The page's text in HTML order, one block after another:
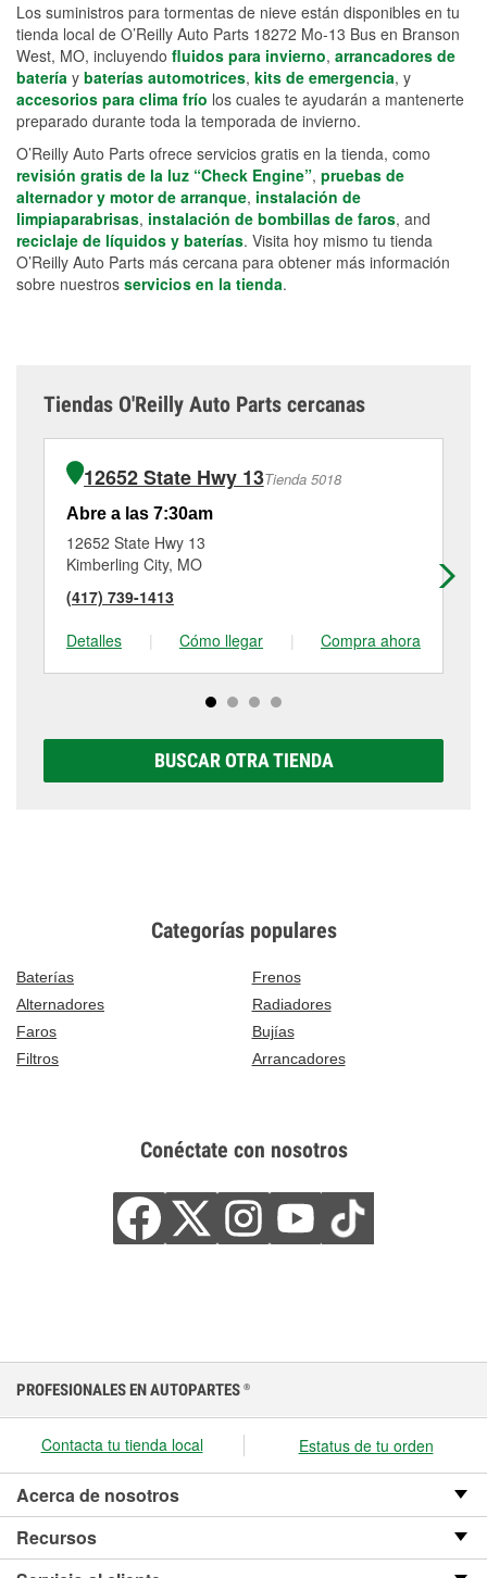
Los suministros para tormentas de nieve están disponibles en tu
tienda local de O’Reilly Auto Parts 18272 Mo-13 Bus en Branson
West, MO, incluyendo fluidos para invierno, arrancadores de
batería y baterías automotrices, kits de emergencia, y
accesorios para clima frío los cuales te ayudarán a mantenerte
preparado durante toda la temporada de invierno.
O’Reilly Auto Parts ofrece servicios gratis en la tienda, como
revisión gratis de la luz “Check Engine”, pruebas de
alternador y motor de arranque, instalación de
limpiaparabrisas, instalación de bombillas de faros, and
reciclaje de líquidos y baterías. Visita hoy mismo tu tienda
O’Reilly Auto Parts más cercana para obtener más información
sobre nuestros servicios en la tienda.
Tiendas O'Reilly Auto Parts cercanas
12652 State Hwy 13Tienda 5018
Abre a las 7:30am
12652 State Hwy 13
Kimberling City, MO
(417) 739-1413
Detalles
| Cómo llegar | Compra ahora
BUSCAR OTRA TIENDA
Categorías populares
Baterías
Frenos
Alternadores
Radiadores
Faros
Bujías
Filtros
Arrancadores
Conéctate con nosotros
PROFESIONALES EN AUTOPARTES ®
Contacta tu tienda local Estatus de tu orden
Acerca de nosotros
Recursos